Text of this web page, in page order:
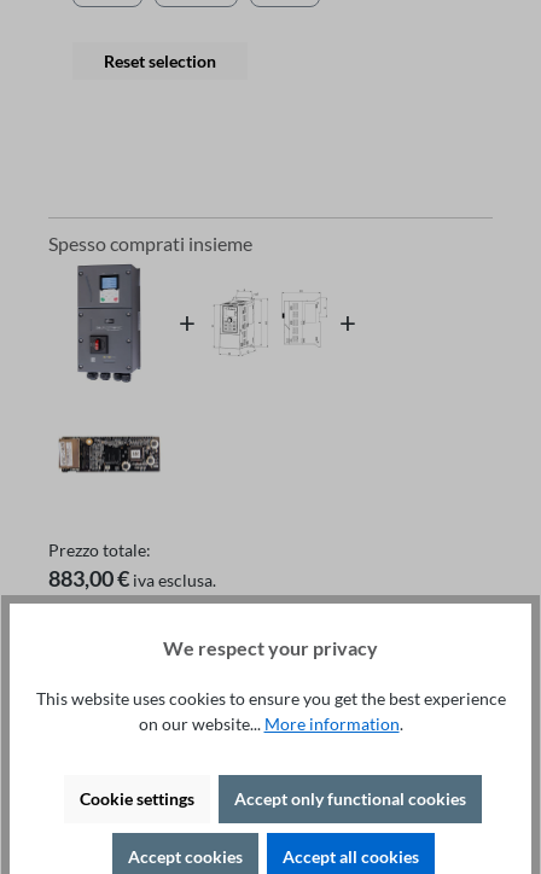
Reset selection
Spesso comprati insieme
Prezzo totale:
883,00 € iva esclusa.
5,5kW 400V IP55 - 690,00 €
Servizio di impostazione: far impostare il convertitore
Interfaccia di estensione Profinet ST600 - STX-509C
139,00 €
We respect your privacy
This website uses cookies to ensure you get the best experience
on our website... More information.
Cookie settings Accept only functional cookies
Accept cookies Accept all cookies